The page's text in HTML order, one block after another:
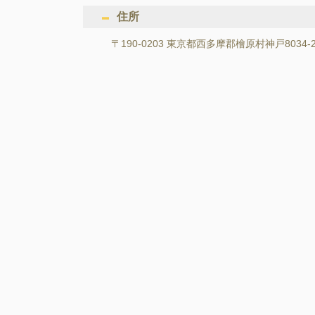
住所
〒190-0203 東京都西多摩郡檜原村神戸8034-